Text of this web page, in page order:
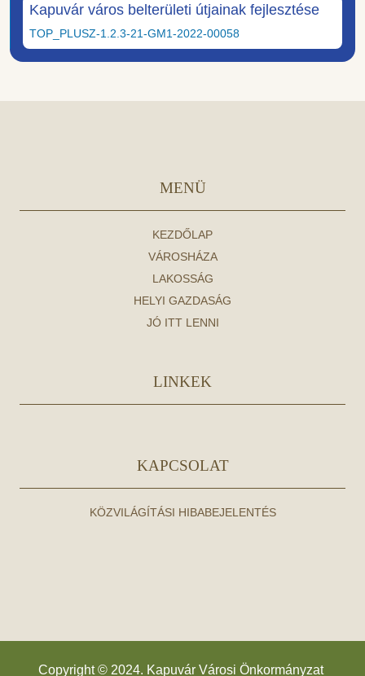
Kapuvár város belterületi útjainak fejlesztése
TOP_PLUSZ-1.2.3-21-GM1-2022-00058
MENÜ
KEZDŐLAP
VÁROSHÁZA
LAKOSSÁG
HELYI GAZDASÁG
JÓ ITT LENNI
LINKEK
KAPCSOLAT
KÖZVILÁGÍTÁSI HIBABEJELENTÉS
Copyright © 2024. Kapuvár Városi Önkormányzat